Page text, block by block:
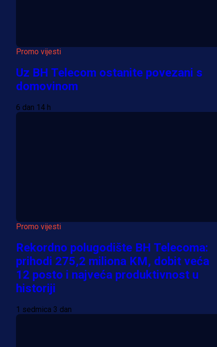
Promo vijesti
Uz BH Telecom ostanite povezani s
domovinom
6 dan 14 h
Promo vijesti
Rekordno polugodište BH Telecoma:
prihodi 275,2 miliona KM, dobit veća
12 posto i najveća produktivnost u
historiji
1 sedmica 3 dan